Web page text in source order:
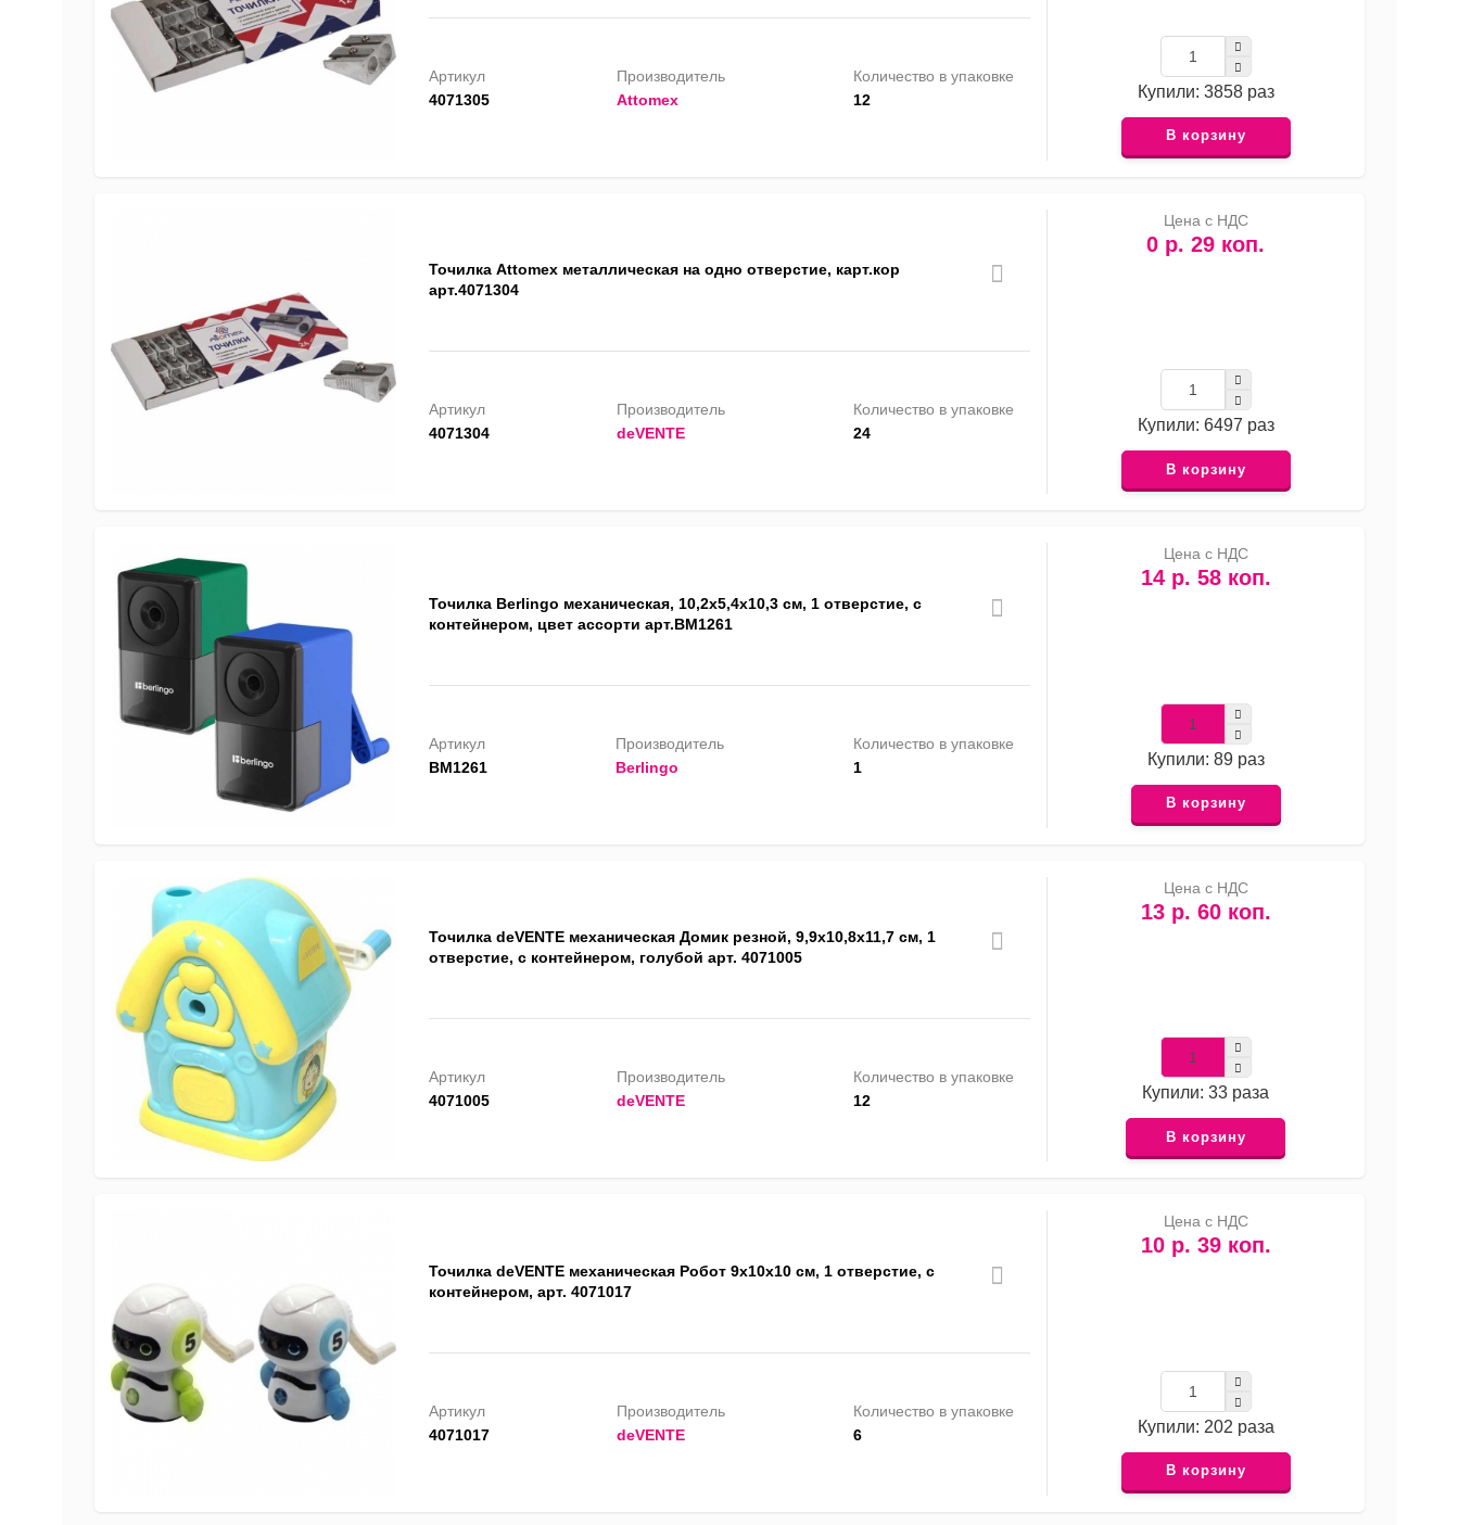
Артикул
4071305
Производитель
Attomex
Количество в упаковке
12
Купили: 3858 раз
В корзину
Точилка Attomex металлическая на одно отверстие, карт.кор
арт.4071304
Артикул
4071304
Производитель
deVENTE
Количество в упаковке
24
Цена с НДС
0 р. 29 коп.
Купили: 6497 раз
В корзину
Точилка Berlingo механическая, 10,2х5,4х10,3 см, 1 отверстие, с
контейнером, цвет ассорти арт.BM1261
Артикул
BM1261
Производитель
Berlingo
Количество в упаковке
1
Цена с НДС
14 р. 58 коп.
Купили: 89 раз
В корзину
Точилка deVENTE механическая Домик резной, 9,9х10,8х11,7 см, 1
отверстие, с контейнером, голубой арт. 4071005
Артикул
4071005
Производитель
deVENTE
Количество в упаковке
12
Цена с НДС
13 р. 60 коп.
Купили: 33 раза
В корзину
Точилка deVENTE механическая Робот 9х10х10 см, 1 отверстие, с
контейнером, арт. 4071017
Артикул
4071017
Производитель
deVENTE
Количество в упаковке
6
Цена с НДС
10 р. 39 коп.
Купили: 202 раза
В корзину